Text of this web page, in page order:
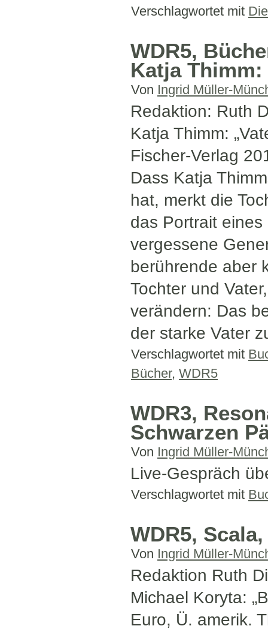
Verschlagwortet mit
WDR5,
Katja Thimm:
Von Ingrid Müller-
Redaktion: Ruth
Katja Thimm:
Fischer-Verlag
Dass Katja
hat, merkt die
das Portrait
vergessene
berührende aber
Tochter und
verändern: Das
der starke Vater
Verschlagwortet mit
Bücher, WDR5
WDR3,
Schwarzen
Von Ingrid Müller-
Live-Gespräch
Verschlagwortet mit
WDR5,
Von Ingrid Müller-
Redaktion Ruth
Michael Koryta:
Euro, Ü. amerik.